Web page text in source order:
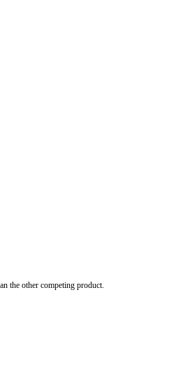
the other competing product.